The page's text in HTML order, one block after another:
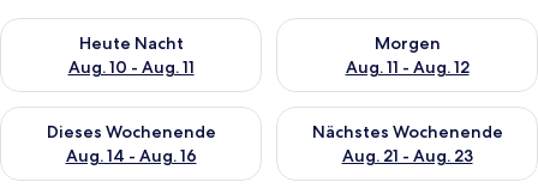
Heute Nacht
Aug. 10 - Aug. 11
Überprüfe die Verfügbarkeit für heute Nacht, Aug. 10 - Aug.
Morgen
Aug. 11 - Aug. 12
Überprüfe die Verfügbarkeit
Dieses Wochenende
Aug. 14 - Aug. 16
Überprüfe die Verfügbarkeit für dieses Wochenende, Aug. 14
Nächstes Wochenende
Aug. 21 - Aug. 23
Überprüfe die Verfügbarkeit